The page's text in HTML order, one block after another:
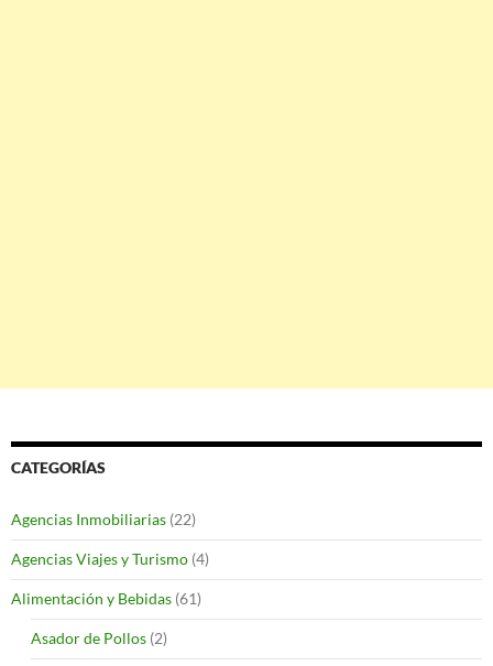
CATEGORÍAS
Agencias Inmobiliarias (22)
Agencias Viajes y Turismo (4)
Alimentación y Bebidas (61)
Asador de Pollos (2)